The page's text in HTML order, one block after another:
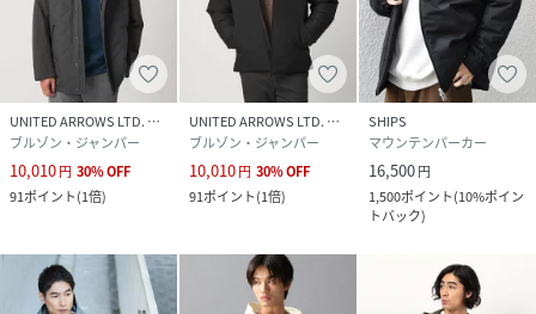
UNITED ARROWS LTD. OUTLET
ブルゾン・ジャンパー
10,010円 30%OFF
91ポイント(1倍)
UNITED ARROWS LTD. OUTLET
ブルゾン・ジャンパー
10,010円 30%OFF
91ポイント(1倍)
SHIPS
マウンテンパーカー
16,500円
1,500ポイント(10%ポイン
トバック)